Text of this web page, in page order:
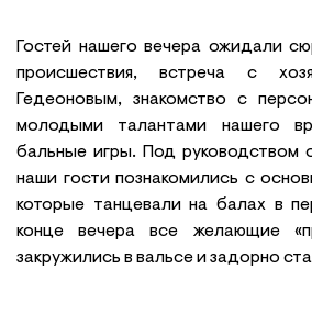
Гостей нашего вечера ожидали
происшествия, встреча с
Гедеоновым, знакомство с
молодыми талантами нашего
бальные игры. Под руководством
наши гости познакомились с
которые танцевали на балах в
конце вечера все желающие
закружились в вальсе и задорно